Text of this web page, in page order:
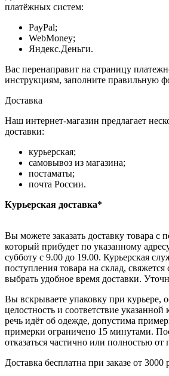
платёжных систем:
PayPal;
WebMoney;
Яндекс.Деньги.
Вас перенаправит на страницу
инструкциям, заполните правильную
Доставка
Наш интернет-магазин предлагает
доставки:
курьерская;
самовывоз из магазина;
постаматы;
почта России.
Курьерская доставка*
Вы можете заказать доставку товара с
который прибудет по указанному
субботу с 9.00 до 19.00. Курьерская
поступления товара на склад,
выбрать удобное время доставки.
Вы вскрываете упаковку при курьере,
целостность и соответствие
речь идёт об одежде, допустима
примерки ограничено 15 минутами.
отказаться частично или полностью от
Доставка бесплатна при заказе от 3000